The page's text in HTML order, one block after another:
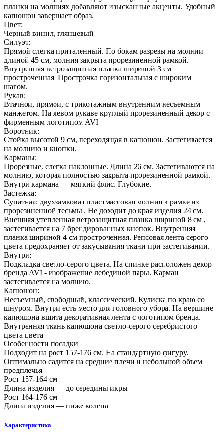
планки на молниях добавляют изысканные акценты. Удобный
капюшон завершает образ.
Цвет:
Черный винил, глянцевый
Силуэт:
Прямой слегка приталенный. По бокам разрезы на молнии
длиной 45 см, молния закрыта прорезиненной рамкой.
Внутренняя ветрозащитная планка шириной 3 см
простроченная. Прострочка горизонтальная с широким
шагом.
Рукав:
Втачной, прямой, с трикотажным внутренним несъемным
манжетом. На левом рукаве круглый прорезиненный декор с
фирменным логотипом AVI
Воротник:
Стойка высотой 9 см, переходящая в капюшон. Застегивается
на молнию и кнопки.
Карманы:
Прорезные, слегка наклонные. Длина 26 см. Застегиваются на
молнию, которая полностью закрыта прорезиненной рамкой.
Внутри кармана — мягкий флис. Глубокие.
Застежка:
Супатная: двухзамковая пластмассовая молния в рамке из
прорезиненной тесьмы . Не доходит до края изделия 24 см.
Внешняя утепленная ветрозащитная планка шириной 8 см ,
застегивается на 7 брендированных кнопок. Внутренняя
планка шириной 4 см простроченная. Репсовая лента серого
цвета предохраняет от закусывания ткани при застегивании.
Внутри:
Подкладка светло-серого цвета. На спинке расположен декор
бренда AVI - изображение лебединой пары. Карман
застегивается на молнию.
Капюшон:
Несъемный, свободный, классический. Кулиска по краю со
шнуром. Внутри есть место для головного убора. На вершине
капюшона вшита декоративная лента с логотипом бренда.
Внутренняя ткань капюшона светло-серого серебристого
цвета цвета
Особенности посадки
Подходит на рост 157-176 см. На стандартную фигуру.
Оптимально садится на средние плечи и небольшой объем
предплечья
Рост 157-164 см
Длина изделия — до середины икры
Рост 164-176 см
Длина изделия — ниже колена
Характеристика